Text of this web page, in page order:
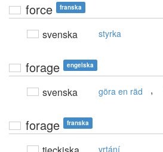
force franska
svenska styrka
forage engelska
svenska göra en räd ,
forage franska
vrtání